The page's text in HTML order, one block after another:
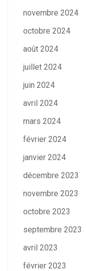
novembre 2024
octobre 2024
août 2024
juillet 2024
juin 2024
avril 2024
mars 2024
février 2024
janvier 2024
décembre 2023
novembre 2023
octobre 2023
septembre 2023
avril 2023
février 2023